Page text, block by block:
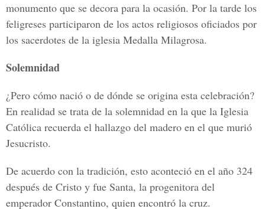
monumento que se decora para la ocasión. Por la tarde los
feligreses participaron de los actos religiosos oficiados por
los sacerdotes de la iglesia Medalla Milagrosa.
Solemnidad
¿Pero cómo nació o de dónde se origina esta celebración?
En realidad se trata de la solemnidad en la que la Iglesia
Católica recuerda el hallazgo del madero en el que murió
Jesucristo.
De acuerdo con la tradición, esto aconteció en el año 324
después de Cristo y fue Santa, la progenitora del
emperador Constantino, quien encontró la cruz.